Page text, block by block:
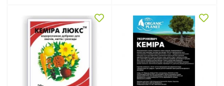
Добрива для
плодових (32)
Добрива для троянд
(13)